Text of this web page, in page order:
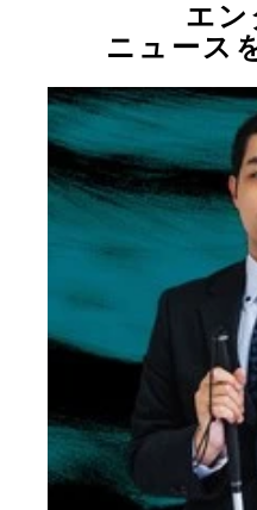
エン
ニュース